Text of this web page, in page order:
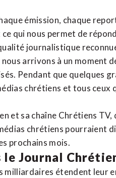
émission, chaque
ce qui nous permet de
journalistique
nous arrivons à un
Pendant que quelques
chrétiens et tous
et sa chaîne Chrétiens
chrétiens pourraient
prochains mois.
le Journal
milliardaires étendent leur